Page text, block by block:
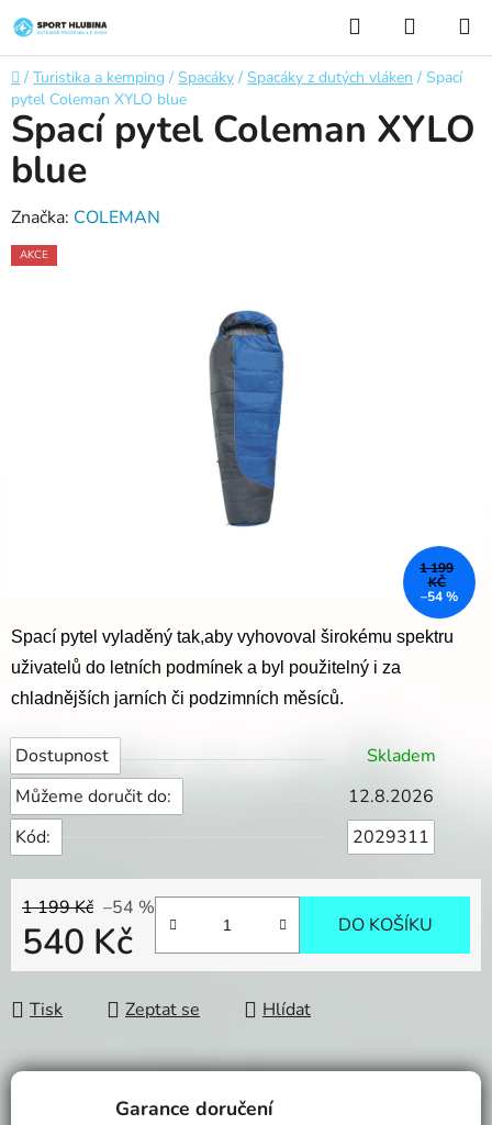
na
obsah
Hledat
KOŠÍK
Domů
/ Turistika a kemping / Spacáky / Spacáky z dutých vláken / Spací
pytel Coleman XYLO blue
Spací pytel vyladěný tak,aby vyhovoval širokému spektru
uživatelů do letních podmínek a byl použitelný i za
chladnějších jarních či podzimních měsíců.
Dostupnost
Skladem
Můžeme doručit do:
12.8.2026
Kód:
2029311
1 199 Kč –54 %
540 Kč
Měrná cena:
DO KOŠÍKU
Tisk Zeptat se Hlídat
Spací pytel Coleman XYLO
blue
Značka: COLEMAN
AKCE
1 199
KČ
–54 %
Garance doručení